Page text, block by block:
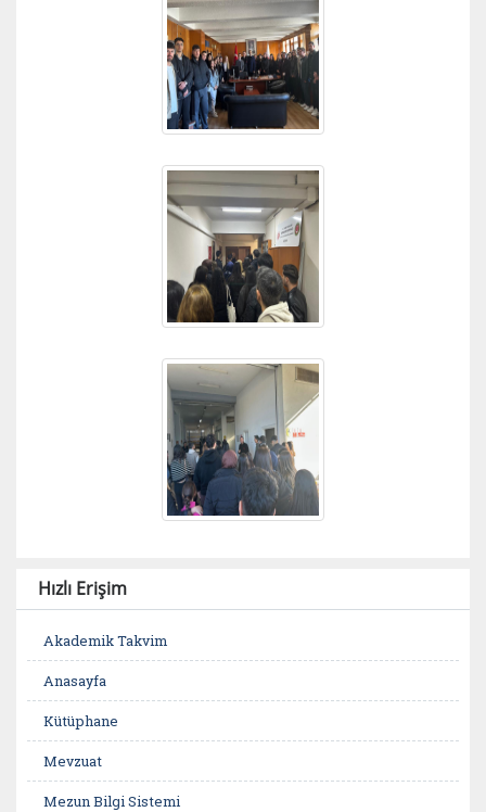
Hızlı Erişim
Akademik Takvim
Anasayfa
Kütüphane
Mevzuat
Mezun Bilgi Sistemi